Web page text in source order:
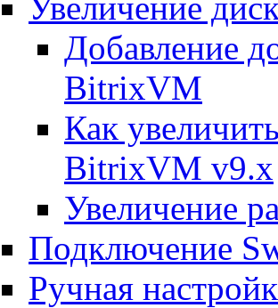
Добавление
BitrixVM
Как
BitrixVM v9.x
Увеличение
Подключение
Ручная